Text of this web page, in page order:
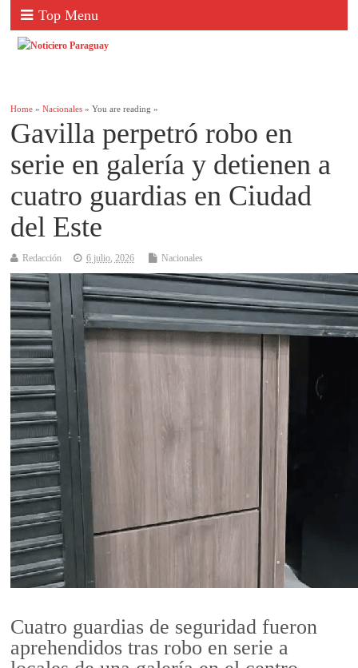
Top Menu
Home »Nacionales » You are reading »
Gavilla perpetró robo en
serie en galería y detienen a
cuatro guardias en Ciudad
del Este
Redacción 6 julio, 2026 Nacionales
Cuatro guardias de seguridad fueron
aprehendidos tras robo en serie a